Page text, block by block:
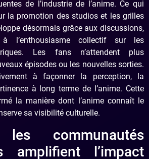
de l’industrie de l’anime. Ce qui
la promotion des studios et les grilles
désormais grâce aux discussions,
l’enthousiasme collectif sur les
Les fans n’attendent plus
épisodes ou les nouvelles sorties.
à façonner la perception, la
à long terme de l’anime. Cette
la manière dont l’anime connaît le
sa visibilité culturelle.
les communautés
amplifient l’impact